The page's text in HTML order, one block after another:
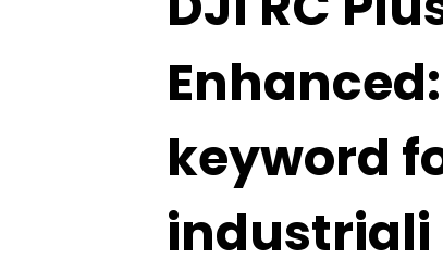
keyword
industriali